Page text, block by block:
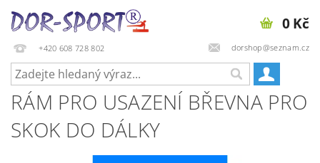
+420 608 728 802 dorshop@seznam.cz
0 Kč
RÁM PRO USAZENÍ BŘEVNA PRO
SKOK DO DÁLKY